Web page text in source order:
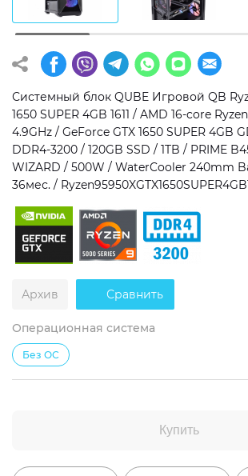
Операционная система
Windows 11 Home
Windows 11 Pro
Без ОС
SSD
HDD
Дополнительно
RGB-подсветка
Разблокированный множитель
Сверхбыстрый M.2 SSD NVME
Системный блок QUBE Игровой QB
1650 SUPER 4GB 1611 / AMD 16-core
4.9GHz / GeForce GTX 1650 SUPER 4GB
DDR4-3200 / 120GB SSD / 1TB / PRIME
WIZARD / 500W / WaterCooler 240mm
36мес. /
Архив Сравнить
Операционная система
Без ОС
Купить